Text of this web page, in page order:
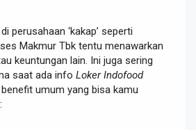
perusahaan ‘kakap’ seperti
Makmur Tbk tentu menawarkan
keuntungan lain. Ini juga sering
saat ada info Loker Indofood
benefit umum yang bisa kamu